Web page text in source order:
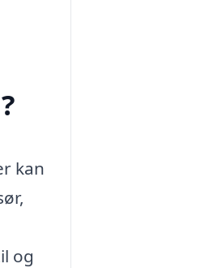
kan
og